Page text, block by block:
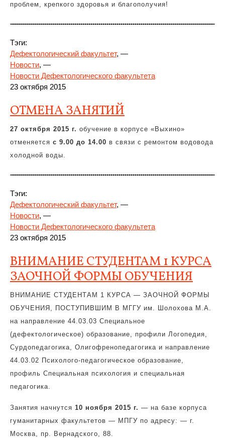
проблем, крепкого здоровья и благополучия!
Тэги:
Дефектологический факультет, —
Новости, —
Новости Дефектологического факультета
23 октября 2015
ОТМЕНА ЗАНЯТИЙ
27 октября 2015 г. обучение в корпусе «Выхино»
отменяется с 9.00 до 14.00 в связи с ремонтом водовода
холодной воды.
Тэги:
Дефектологический факультет, —
Новости, —
Новости Дефектологического факультета
23 октября 2015
ВНИМАНИЕ СТУДЕНТАМ 1 КУРСА
ЗАОЧНОЙ ФОРМЫ ОБУЧЕНИЯ
ВНИМАНИЕ СТУДЕНТАМ 1 КУРСА — ЗАОЧНОЙ ФОРМЫ
ОБУЧЕНИЯ, ПОСТУПИВШИМ В МГГУ им. Шолохова М.А.
на направление 44.03.03 Специальное
(дефектологическое) образование, профили Логопедия,
Сурдопедагогика, Олигофренопедагогика и направление
44.03.02 Психолого-педагогическое образование,
профиль Специальная психология и специальная
педагогика.
Занятия начнутся 10 ноября 2015 г. — на базе корпуса
гуманитарных факультетов — МПГУ по адресу: — г.
Москва, пр. Вернадского, 88.